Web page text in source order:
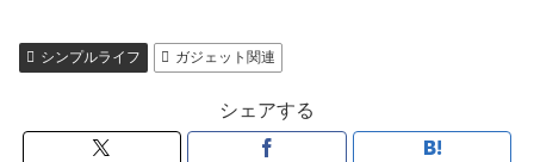
シンプルライフ ガジェット関連
シェアする